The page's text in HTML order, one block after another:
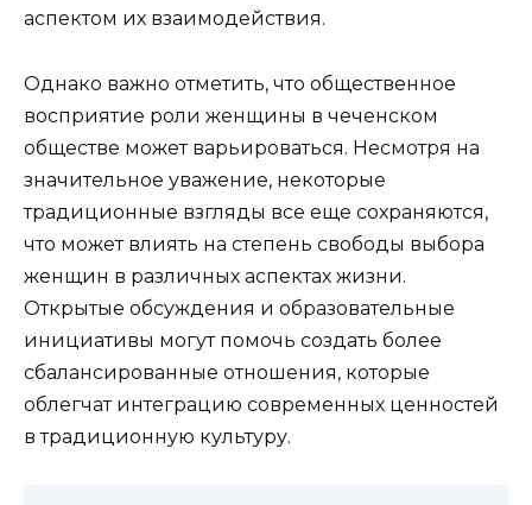
аспектом их взаимодействия.
Однако важно отметить, что общественное
восприятие роли женщины в чеченском
обществе может варьироваться. Несмотря на
значительное уважение, некоторые
традиционные взгляды все еще сохраняются,
что может влиять на степень свободы выбора
женщин в различных аспектах жизни.
Открытые обсуждения и образовательные
инициативы могут помочь создать более
сбалансированные отношения, которые
облегчат интеграцию современных ценностей
в традиционную культуру.